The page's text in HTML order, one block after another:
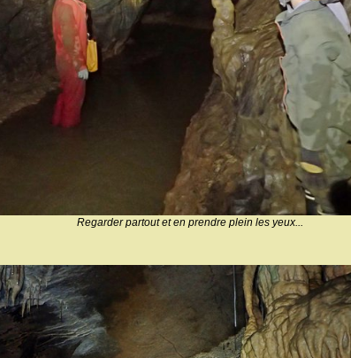
Regarder partout et en prendre plein les yeux...